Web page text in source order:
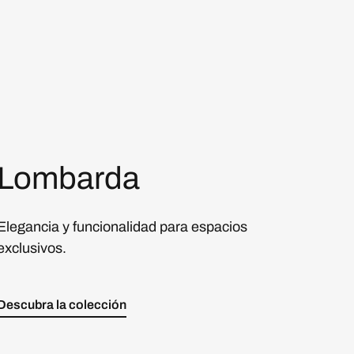
y funcionalidad para espacios
la colección